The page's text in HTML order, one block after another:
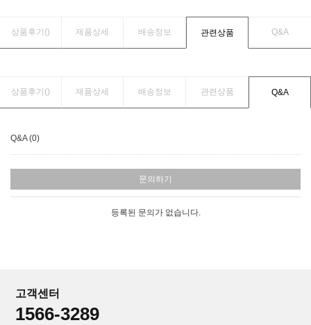
상품후기() 제품상세 배송정보 관련상품 Q&A
상품후기() 제품상세 배송정보 관련상품 Q&A
Q&A (0)
문의하기
등록된 문의가 없습니다.
고객센터
1566-3289